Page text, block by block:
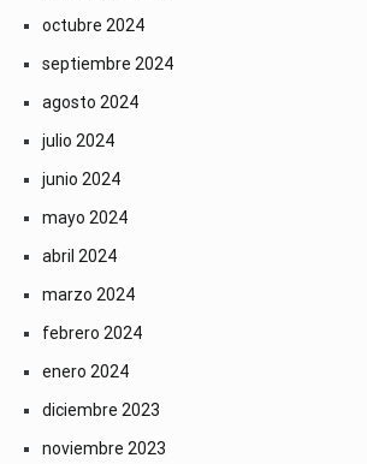
octubre 2024
septiembre 2024
agosto 2024
julio 2024
junio 2024
mayo 2024
abril 2024
marzo 2024
febrero 2024
enero 2024
diciembre 2023
noviembre 2023